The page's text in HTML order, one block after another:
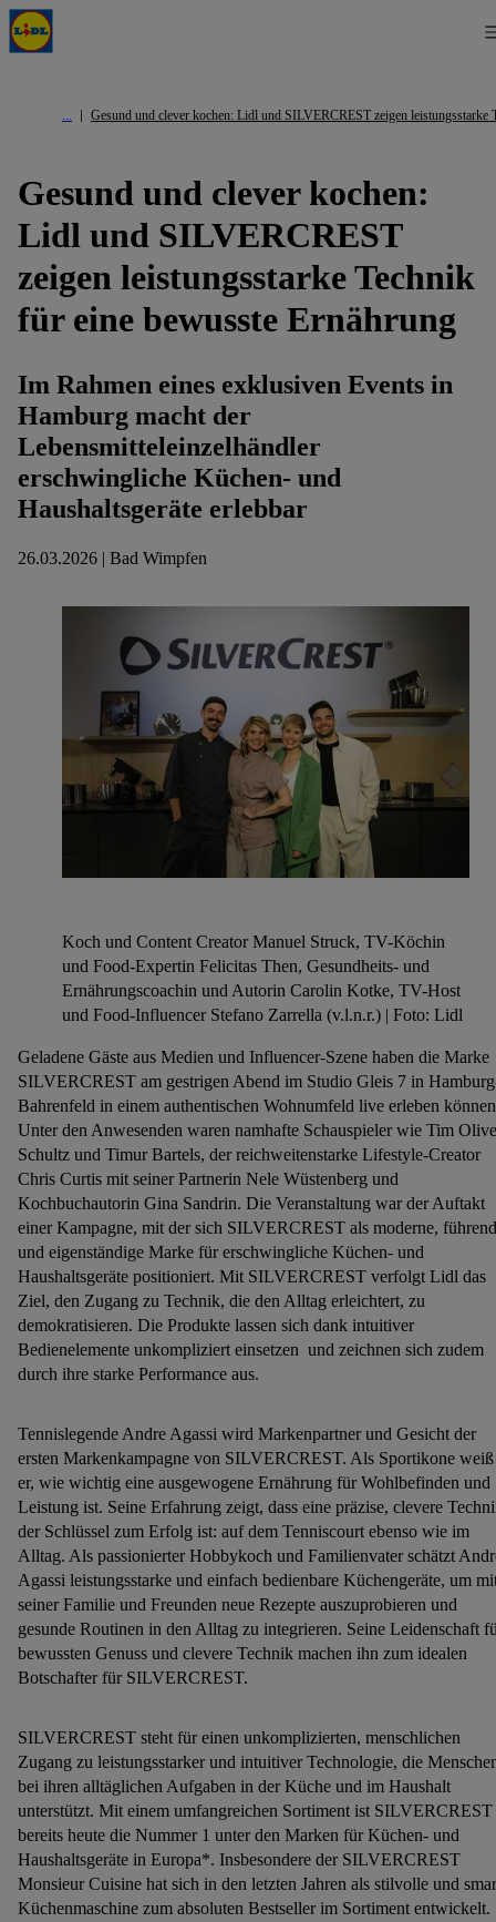
Gesund und clever kochen: Lidl und SILVERCREST zeigen leistungsstarke
Gesund und clever kochen:
Lidl und SILVERCREST
zeigen leistungsstarke Technik
für eine bewusste Ernährung
Im Rahmen eines exklusiven Events in
Hamburg macht der
Lebensmitteleinzelhändler
erschwingliche Küchen- und
Haushaltsgeräte erlebbar
26.03.2026 | Bad Wimpfen
Koch und Content Creator Manuel Struck, TV-Köchin
und Food-Expertin Felicitas Then, Gesundheits- und
Ernährungscoachin und Autorin Carolin Kotke, TV-Host
und Food-Influencer Stefano Zarrella (v.l.n.r.) | Foto: Lidl
Geladene Gäste aus Medien und Influencer-Szene haben die Marke
SILVERCREST am gestrigen Abend im Studio Gleis 7 in
Bahrenfeld in einem authentischen Wohnumfeld live erleben
Unter den Anwesenden waren namhafte Schauspieler wie Tim
Schultz und Timur Bartels, der reichweitenstarke Lifestyle-Creator
Chris Curtis mit seiner Partnerin Nele Wüstenberg und
Kochbuchautorin Gina Sandrin. Die Veranstaltung war der Auftakt
einer Kampagne, mit der sich SILVERCREST als moderne,
und eigenständige Marke für erschwingliche Küchen- und
Haushaltsgeräte positioniert. Mit SILVERCREST verfolgt Lidl das
Ziel, den Zugang zu Technik, die den Alltag erleichtert, zu
demokratisieren. Die Produkte lassen sich dank intuitiver
Bedienelemente unkompliziert einsetzen und zeichnen sich zudem
durch ihre starke Performance aus.
Tennislegende Andre Agassi wird Markenpartner und Gesicht der
ersten Markenkampagne von SILVERCREST. Als Sportikone weiß
er, wie wichtig eine ausgewogene Ernährung für Wohlbefinden und
Leistung ist. Seine Erfahrung zeigt, dass eine präzise, clevere
der Schlüssel zum Erfolg ist: auf dem Tenniscourt ebenso wie im
Alltag. Als passionierter Hobbykoch und Familienvater schätzt
Agassi leistungsstarke und einfach bedienbare Küchengeräte, um
seiner Familie und Freunden neue Rezepte auszuprobieren und
gesunde Routinen in den Alltag zu integrieren. Seine Leidenschaft
bewussten Genuss und clevere Technik machen ihn zum idealen
Botschafter für SILVERCREST.
SILVERCREST steht für einen unkomplizierten, menschlichen
Zugang zu leistungsstarker und intuitiver Technologie, die
bei ihren alltäglichen Aufgaben in der Küche und im Haushalt
unterstützt. Mit einem umfangreichen Sortiment ist SILVERCREST
bereits heute die Nummer 1 unter den Marken für Küchen- und
Haushaltsgeräte in Europa*. Insbesondere der SILVERCREST
Monsieur Cuisine hat sich in den letzten Jahren als stilvolle und
Küchenmaschine zum absoluten Bestseller im Sortiment entwickelt.